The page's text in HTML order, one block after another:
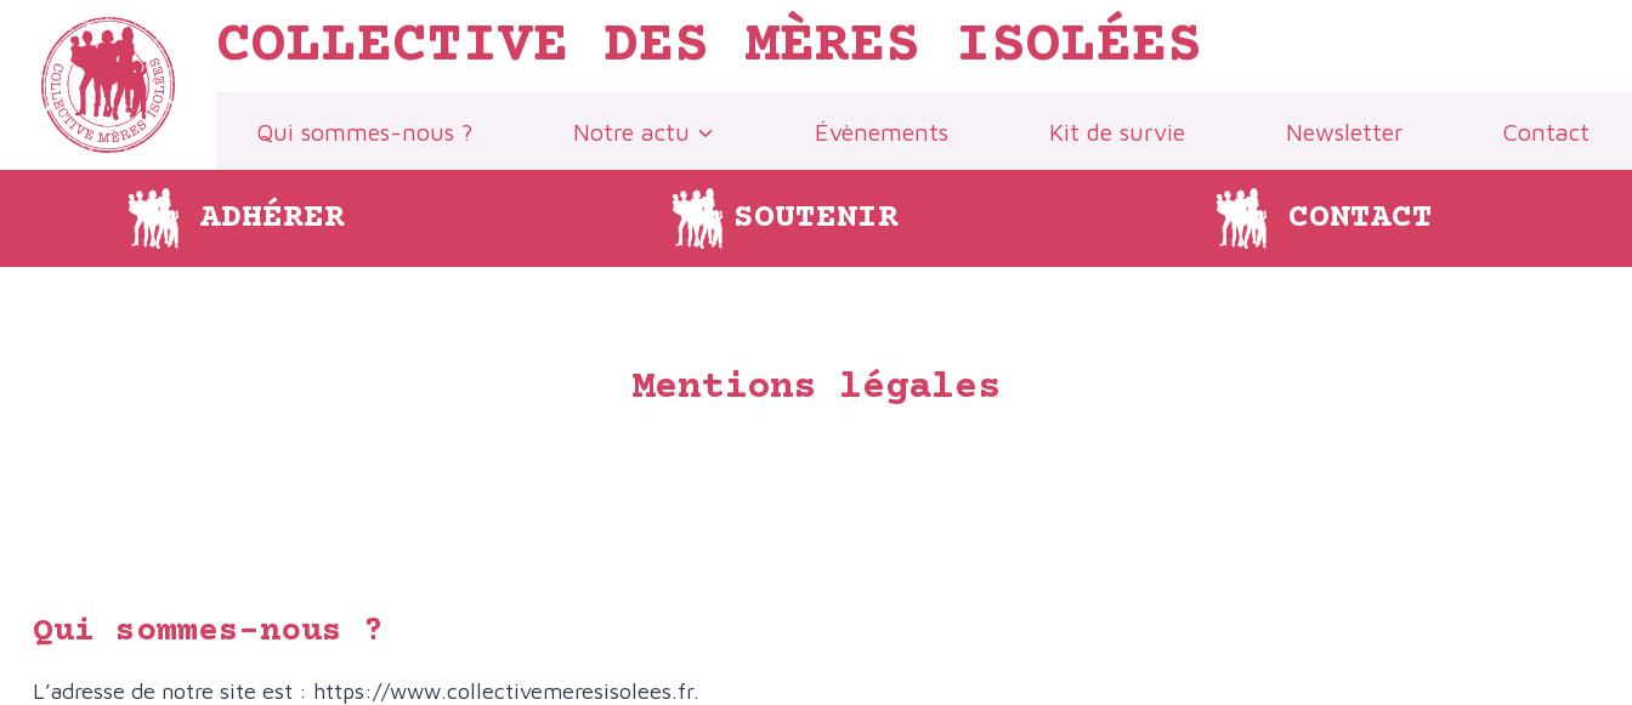
contenu
COLLECTIVE DES MÈRES ISOLÉES
Qui sommes-nous ? Notre actu Évènements Kit de survie Newsletter Contact
ADHÉRER SOUTENIR CONTACT
Mentions légales
Qui sommes-nous ?
L’adresse de notre site est : https://www.collectivemeresisolees.fr.